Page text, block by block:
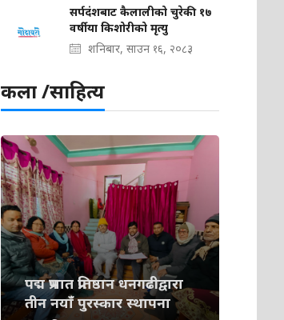
सर्पदंशबाट कैलालीको चुरेकी १७
वर्षीया किशोरीको मृत्यु
शनिबार, साउन १६, २०८३
कला /साहित्य
पद्म प्रभात प्रतिष्ठान धनगढीद्वारा
तीन नयाँ पुरस्कार स्थापना